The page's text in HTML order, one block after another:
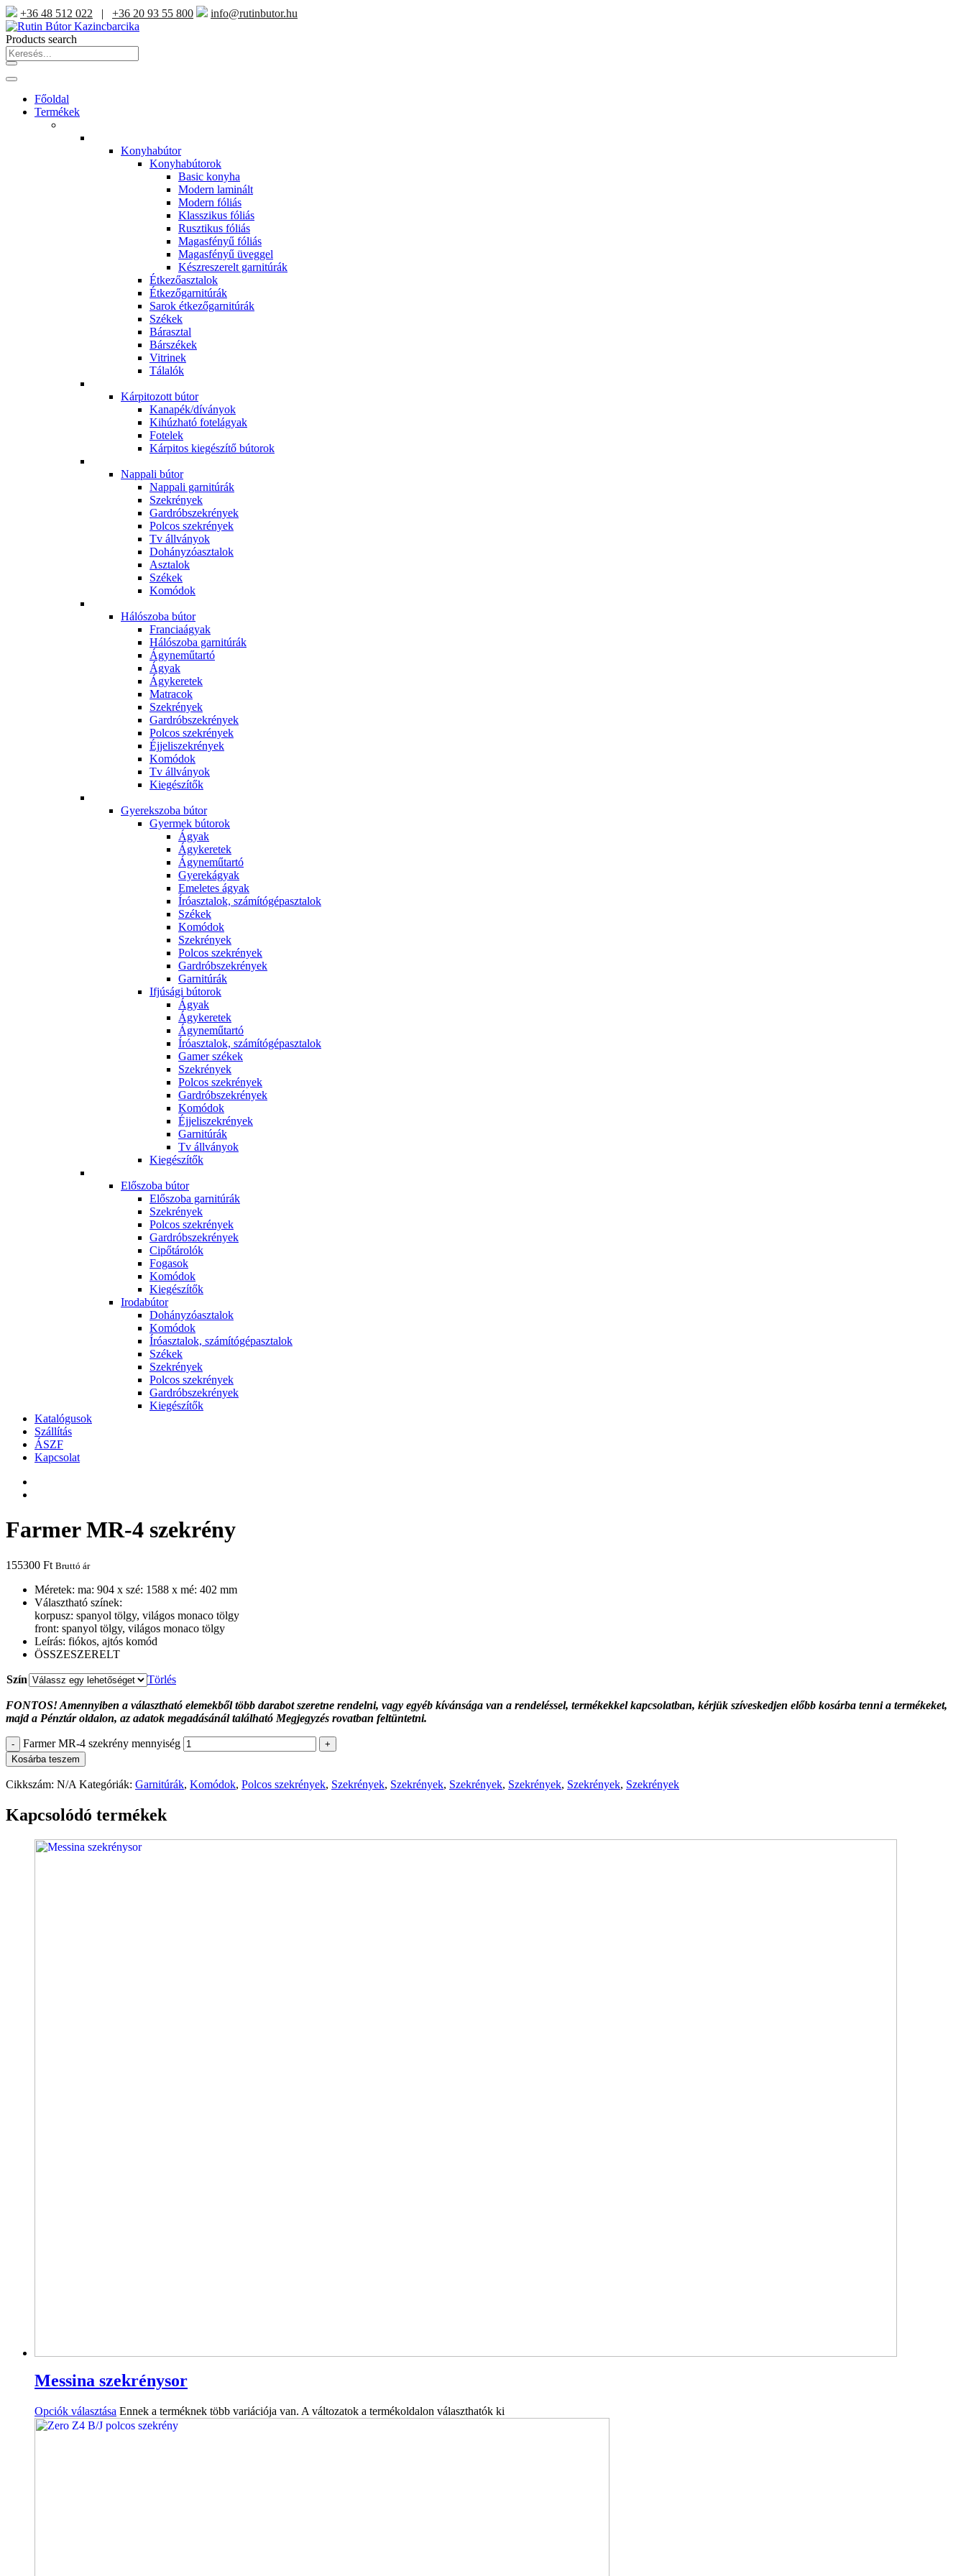
+36 48 512 022 | +36 20 93 55 800 info@rutinbutor.hu
Products search
Főoldal
Termékek
Konyhabútor
Konyhabútorok
Basic konyha
Modern laminált
Modern fóliás
Klasszikus fóliás
Rusztikus fóliás
Magasfényű fóliás
Magasfényű üveggel
Készreszerelt garnitúrák
Étkezőasztalok
Étkezőgarnitúrák
Sarok étkezőgarnitúrák
Székek
Bárasztal
Bárszékek
Vitrinek
Tálalók
Kárpitozott bútor
Kanapék/díványok
Kihúzható fotelágyak
Fotelek
Kárpitos kiegészítő bútorok
Nappali bútor
Nappali garnitúrák
Szekrények
Gardróbszekrények
Polcos szekrények
Tv állványok
Dohányzóasztalok
Asztalok
Székek
Komódok
Hálószoba bútor
Franciaágyak
Hálószoba garnitúrák
Ágyneműtartó
Ágyak
Ágykeretek
Matracok
Szekrények
Gardróbszekrények
Polcos szekrények
Éjjeliszekrények
Komódok
Tv állványok
Kiegészítők
Gyerekszoba bútor
Gyermek bútorok
Ágyak
Ágykeretek
Ágyneműtartó
Gyerekágyak
Emeletes ágyak
Íróasztalok, számítógépasztalok
Székek
Komódok
Szekrények
Polcos szekrények
Gardróbszekrények
Garnitúrák
Ifjúsági bútorok
Ágyak
Ágykeretek
Ágyneműtartó
Íróasztalok, számítógépasztalok
Gamer székek
Szekrények
Polcos szekrények
Gardróbszekrények
Komódok
Éjjeliszekrények
Garnitúrák
Tv állványok
Kiegészítők
Előszoba bútor
Előszoba garnitúrák
Szekrények
Polcos szekrények
Gardróbszekrények
Cipőtárolók
Fogasok
Komódok
Kiegészítők
Irodabútor
Dohányzóasztalok
Komódok
Íróasztalok, számítógépasztalok
Székek
Szekrények
Polcos szekrények
Gardróbszekrények
Kiegészítők
Katalógusok
Szállítás
ÁSZF
Kapcsolat
Farmer MR-4 szekrény
155300 Ft Bruttó ár
Méretek: ma: 904 x szé: 1588 x mé: 402 mm
Választható színek:
korpusz: spanyol tölgy, világos monaco tölgy
front: spanyol tölgy, világos monaco tölgy
Leírás: fiókos, ajtós komód
ÖSSZESZERELT
Szín Törlés
FONTOS! Amennyiben a választható elemekből több darabot szeretne rendelni, vagy egyéb kívánsága van a rendeléssel, termékekkel kapcsolatban, kérjük szíveskedjen előbb kosárba tenni a termékeket,
majd a Pénztár oldalon, az adatok megadásánál található Megjegyzés rovatban feltüntetni.
- Farmer MR-4 szekrény mennyiség
+
Kosárba teszem
Cikkszám: N/A Kategóriák: Garnitúrák, Komódok, Polcos szekrények, Szekrények, Szekrények, Szekrények, Szekrények, Szekrények, Szekrények
Kapcsolódó termékek
Messina szekrénysor
Opciók választása Ennek a terméknek több variációja van. A változatok a termékoldalon választhatók ki